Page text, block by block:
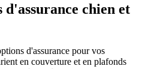
chien et
d'assurance pour vos
en couverture et en plafonds